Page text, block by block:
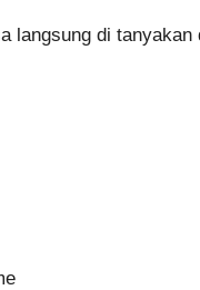
langsung di